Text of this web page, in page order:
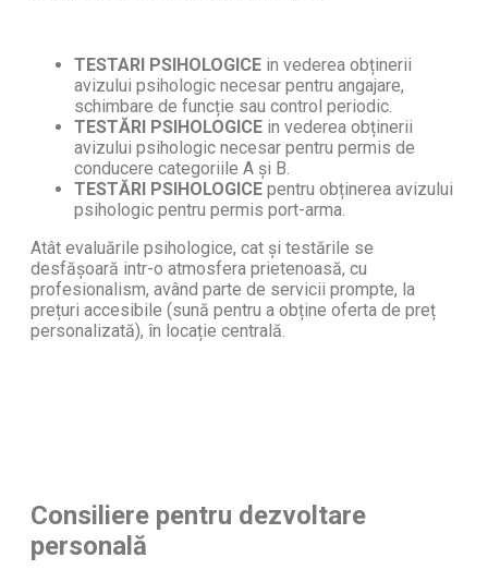
TESTARI PSIHOLOGICE in vederea obținerii
avizului psihologic necesar pentru angajare,
schimbare de funcție sau control periodic.
TESTĂRI PSIHOLOGICE in vederea obținerii
avizului psihologic necesar pentru permis de
conducere categoriile A și B.
TESTĂRI PSIHOLOGICE pentru obținerea avizului
psihologic pentru permis port-arma.
Atât evaluările psihologice, cat și testările se
desfășoară intr-o atmosfera prietenoasă, cu
profesionalism, având parte de servicii prompte, la
prețuri accesibile (sună pentru a obține oferta de preț
personalizată), în locație centrală.
Consiliere pentru dezvoltare
personală